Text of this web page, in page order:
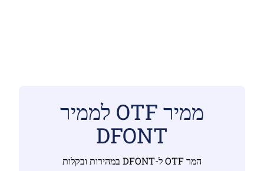
ממיר OTF לממיר
DFONT
המר OTF ל-DFONT במהירות ובקלות